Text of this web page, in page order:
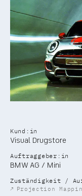
Kund:in
Visual Drugstore
Auftraggeber:in
BMW AG / Mini
Zuständigkeit /
↗ Projection